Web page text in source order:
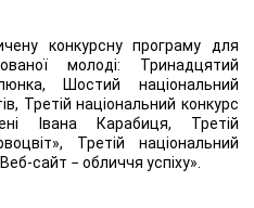
конкурсну програму для
молоді: Тринадцятий
Шостий національний
Третій національний конкурс
Івана Карабиця, Третій
Третій національний
сайт − обличчя успіху».